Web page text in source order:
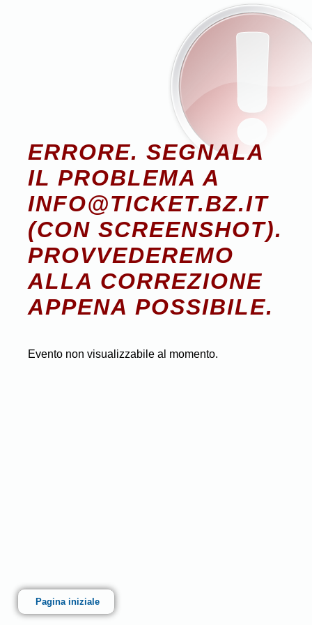
ERRORE. SEGNALA
IL PROBLEMA A
INFO@TICKET.BZ.IT
(CON SCREENSHOT).
PROVVEDEREMO
ALLA CORREZIONE
APPENA POSSIBILE.
Evento non visualizzabile al momento.